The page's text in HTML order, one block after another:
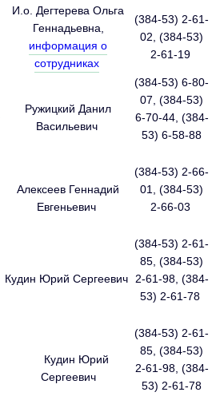
И.о. Дегтерева Ольга
Геннадьевна,
информация о
сотрудниках
(384-53) 2-61-
02, (384-53)
2-61-19
Ружицкий Данил
Васильевич
(384-53) 6-80-
07, (384-53)
6-70-44, (384-
53) 6-58-88
Алексеев Геннадий
Евгеньевич
(384-53) 2-66-
01, (384-53)
2-66-03
Кудин Юрий Сергеевич
(384-53) 2-61-
85, (384-53)
2-61-98, (384-
53) 2-61-78
Кудин Юрий
Сергеевич
(384-53) 2-61-
85, (384-53)
2-61-98, (384-
53) 2-61-78